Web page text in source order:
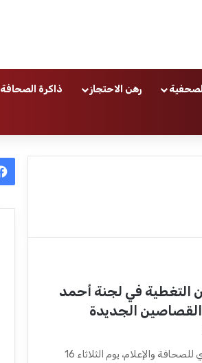
رهن الاحتجاز ذاكرة الصحافة
في لجنة أحمد
القصاصين الجديدة
وثّق المرصد المصري للصحافة والإعلام، يوم الثلاثاء 16